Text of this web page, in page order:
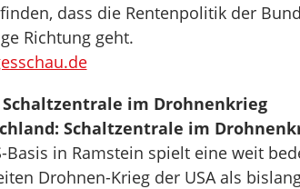
dass die Rentenpolitik der
Richtung geht.
im Drohnenkrieg
Schaltzentrale im
Basis in Ramstein spielt eine weit
Drohnen-Krieg der USA als